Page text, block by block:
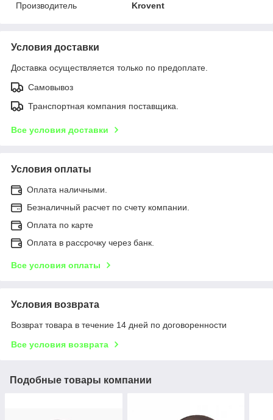
Производитель
Krovent
Условия доставки
Доставка осуществляется только по предоплате.
Самовывоз
Транспортная компания поставщика.
Все условия доставки
Условия оплаты
Оплата наличными.
Безналичный расчет по счету компании.
Оплата по карте
Оплата в рассрочку через банк.
Все условия оплаты
Условия возврата
Возврат товара в течение 14 дней по договоренности
Все условия возврата
Подобные товары компании